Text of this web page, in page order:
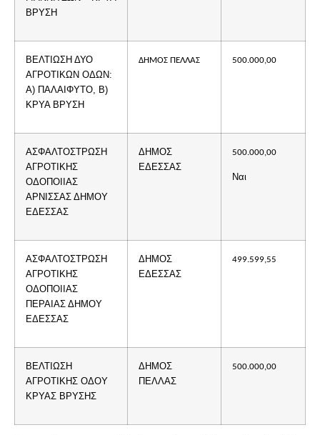
ΒΡΥΣΗ
ΒΕΛΤΙΩΣΗ ΔΥΟ
ΑΓΡΟΤΙΚΩΝ ΟΔΩΝ:
Α) ΠΑΛΑΙΦΥΤΟ, Β)
ΚΡΥΑ ΒΡΥΣΗ
ΔΗΜΟΣ ΠΕΛΛΑΣ 500.000,00
ΑΣΦΑΛΤΟΣΤΡΩΣΗ
ΑΓΡΟΤΙΚΗΣ
ΟΔΟΠΟΙΙΑΣ
ΑΡΝΙΣΣΑΣ ΔΗΜΟΥ
ΕΔΕΣΣΑΣ
ΔΗΜΟΣ
ΕΔΕΣΣΑΣ
500.000,00
Ναι
ΑΣΦΑΛΤΟΣΤΡΩΣΗ
ΑΓΡΟΤΙΚΗΣ
ΟΔΟΠΟΙΙΑΣ
ΠΕΡΑΙΑΣ ΔΗΜΟΥ
ΕΔΕΣΣΑΣ
ΔΗΜΟΣ
ΕΔΕΣΣΑΣ
499.599,55
ΒΕΛΤΙΩΣΗ
ΑΓΡΟΤΙΚΗΣ ΟΔΟΥ
ΚΡΥΑΣ ΒΡΥΣΗΣ
ΔΗΜΟΣ
ΠΕΛΛΑΣ
500.000,00